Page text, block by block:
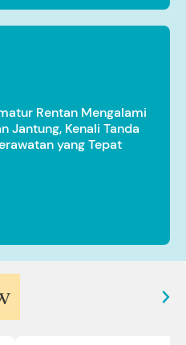
Rentan Mengalami
Jantung, Kenali Tanda
yang Tepat